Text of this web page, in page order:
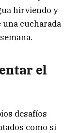
hirviendo y
cucharada
el
desafíos
como si